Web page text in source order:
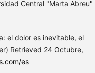
Central "Marta Abreu"
el dolor es inevitable, el
Retrieved 24 Octubre,
es